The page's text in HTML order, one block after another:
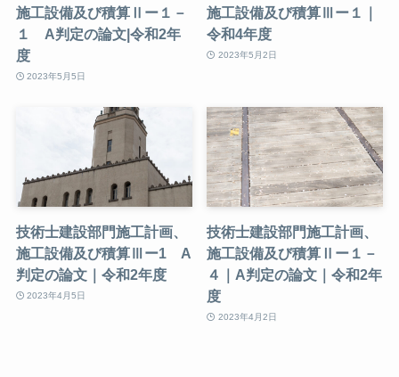
施工設備及び積算Ⅱー１－
１ A判定の論文|令和2年
度
2023年5月5日
施工設備及び積算Ⅲー１｜
令和4年度
2023年5月2日
技術士建設部門施工計画、
施工設備及び積算Ⅲー1 A
判定の論文｜令和2年度
2023年4月5日
技術士建設部門施工計画、
施工設備及び積算Ⅱー１－
４｜A判定の論文｜令和2年
度
2023年4月2日